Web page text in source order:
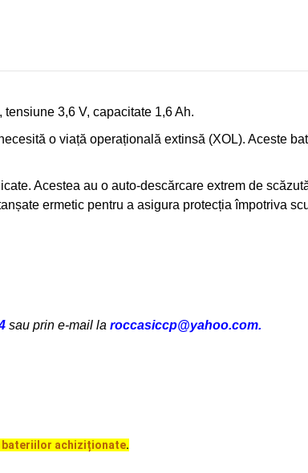
3,6 V, capacitate 1,6 Ah.
o viață operațională extinsă (XOL). Aceste
Acestea au o auto-descărcare extrem de
ermetic pentru a asigura protecția împotriva
sau prin e-mail la roccasiccp@yahoo.com.
bateriilor achiziționate.